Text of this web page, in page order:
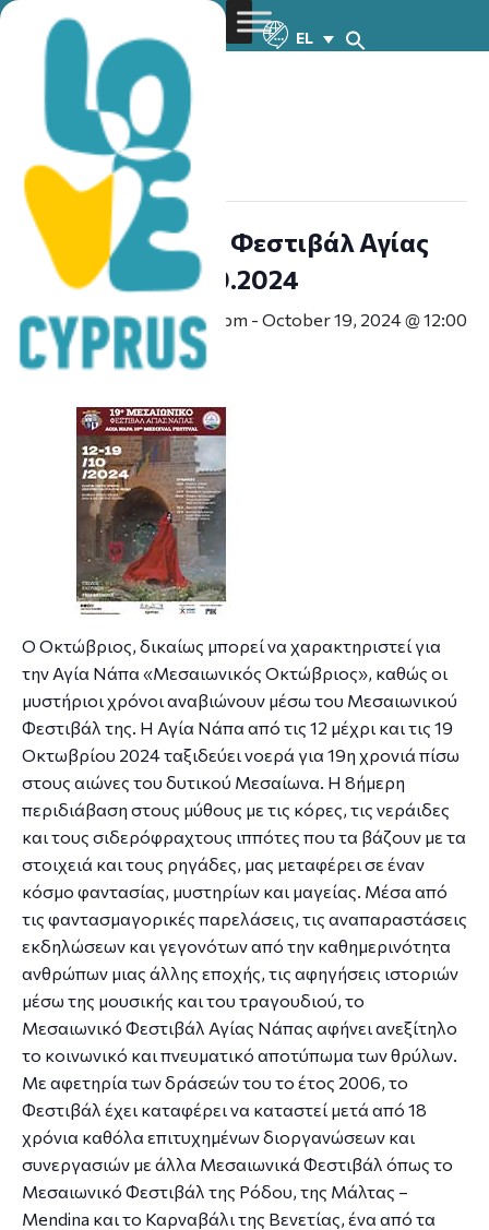
EL
« All Events
This event has passed.
19ο Μεσαιωνικό Φεστιβάλ Αγίας
Νάπας – 12-19.10.2024
October 12, 2024 @ 7:00 pm - October 19, 2024 @ 12:00
ΔΩΡΕΆΝ
Ο Οκτώβριος, δικαίως μπορεί να χαρακτηριστεί για
την Αγία Νάπα «Μεσαιωνικός Οκτώβριος», καθώς οι
μυστήριοι χρόνοι αναβιώνουν μέσω του Μεσαιωνικού
Φεστιβάλ της. Η Αγία Νάπα από τις 12 μέχρι και τις 19
Οκτωβρίου 2024 ταξιδεύει νοερά για 19η χρονιά πίσω
στους αιώνες του δυτικού Μεσαίωνα. Η 8ήμερη
περιδιάβαση στους μύθους με τις κόρες, τις νεράιδες
και τους σιδερόφραχτους ιππότες που τα βάζουν με τα
στοιχειά και τους ρηγάδες, μας μεταφέρει σε έναν
κόσμο φαντασίας, μυστηρίων και μαγείας. Μέσα από
τις φαντασμαγορικές παρελάσεις, τις αναπαραστάσεις
εκδηλώσεων και γεγονότων από την καθημερινότητα
ανθρώπων μιας άλλης εποχής, τις αφηγήσεις ιστοριών
μέσω της μουσικής και του τραγουδιού, το
Μεσαιωνικό Φεστιβάλ Αγίας Νάπας αφήνει ανεξίτηλο
το κοινωνικό και πνευματικό αποτύπωμα των θρύλων.
Με αφετηρία των δράσεών του το έτος 2006, το
Φεστιβάλ έχει καταφέρει να καταστεί μετά από 18
χρόνια καθόλα επιτυχημένων διοργανώσεων και
συνεργασιών με άλλα Μεσαιωνικά Φεστιβάλ όπως το
Μεσαιωνικό Φεστιβάλ της Ρόδου, της Μάλτας –
Mendina και το Καρναβάλι της Βενετίας, ένα από τα